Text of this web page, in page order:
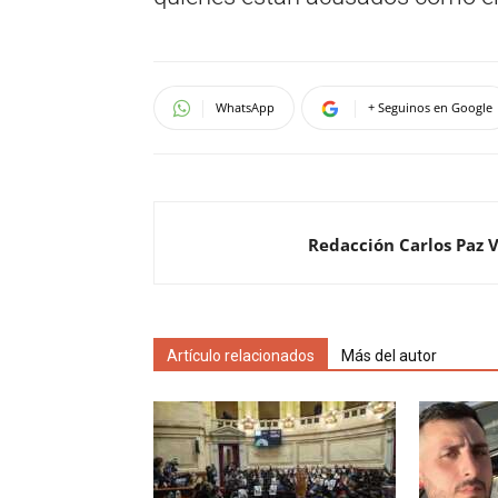
WhatsApp + Seguinos en Google
Redacción Carlos Paz
Artículo relacionados Más del autor